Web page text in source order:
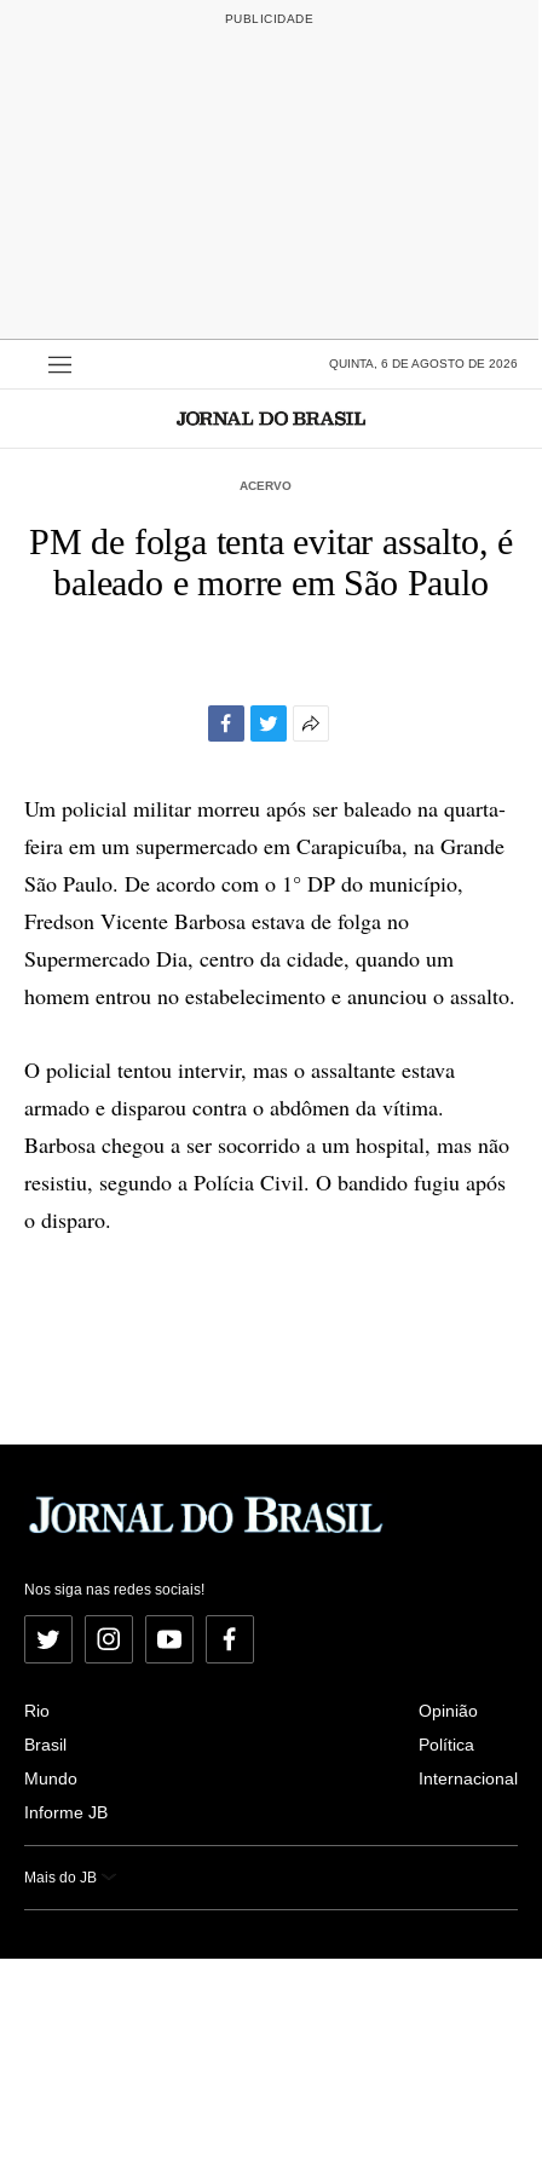
QUINTA, 6 DE AGOSTO DE 2026
ACERVO
PM de folga tenta evitar assalto, é
baleado e morre em São Paulo
compartilhamento
Um policial militar morreu após ser baleado na quarta-
feira em um supermercado em Carapicuíba, na Grande
São Paulo. De acordo com o 1° DP do município,
Fredson Vicente Barbosa estava de folga no
Supermercado Dia, centro da cidade, quando um
homem entrou no estabelecimento e anunciou o assalto.
O policial tentou intervir, mas o assaltante estava
armado e disparou contra o abdômen da vítima.
Barbosa chegou a ser socorrido a um hospital, mas não
resistiu, segundo a Polícia Civil. O bandido fugiu após
o disparo.
Nos siga nas redes sociais!
Twitter InstagramYouTubeFacebook
Rio
Brasil
Mundo
Informe JB
Opinião
Política
Internacional
Mais do JB
Esportes